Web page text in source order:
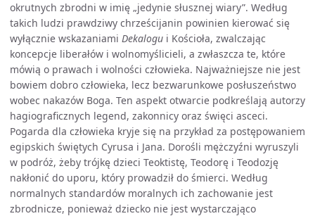
okrutnych zbrodni w imię „jedynie słusznej wiary”. Według
takich ludzi prawdziwy chrześcijanin powinien kierować się
wyłącznie wskazaniami Dekalogu i Kościoła, zwalczając
koncepcje liberałów i wolnomyślicieli, a zwłaszcza te, które
mówią o prawach i wolności człowieka. Najważniejsze nie jest
bowiem dobro człowieka, lecz bezwarunkowe posłuszeństwo
wobec nakazów Boga. Ten aspekt otwarcie podkreślają autorzy
hagiograficznych legend, zakonnicy oraz święci asceci.
Pogarda dla człowieka kryje się na przykład za postępowaniem
egipskich świętych Cyrusa i Jana. Dorośli mężczyźni wyruszyli
w podróż, żeby trójkę dzieci Teoktistę, Teodorę i Teodozję
nakłonić do uporu, który prowadził do śmierci. Według
normalnych standardów moralnych ich zachowanie jest
zbrodnicze, ponieważ dziecko nie jest wystarczająco